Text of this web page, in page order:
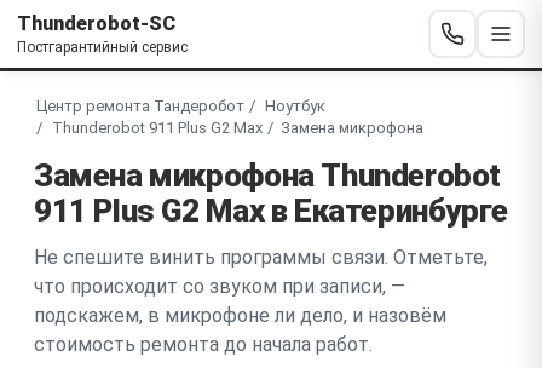
Thunderobot-SC
Постгарантийный сервис
Центр ремонта Тандеробот
Ноутбук
Thunderobot 911 Plus G2 Max
Замена микрофона
Замена микрофона Thunderobot
911 Plus G2 Max в Екатеринбурге
Не спешите винить программы связи. Отметьте,
что происходит со звуком при записи, —
подскажем, в микрофоне ли дело, и назовём
стоимость ремонта до начала работ.